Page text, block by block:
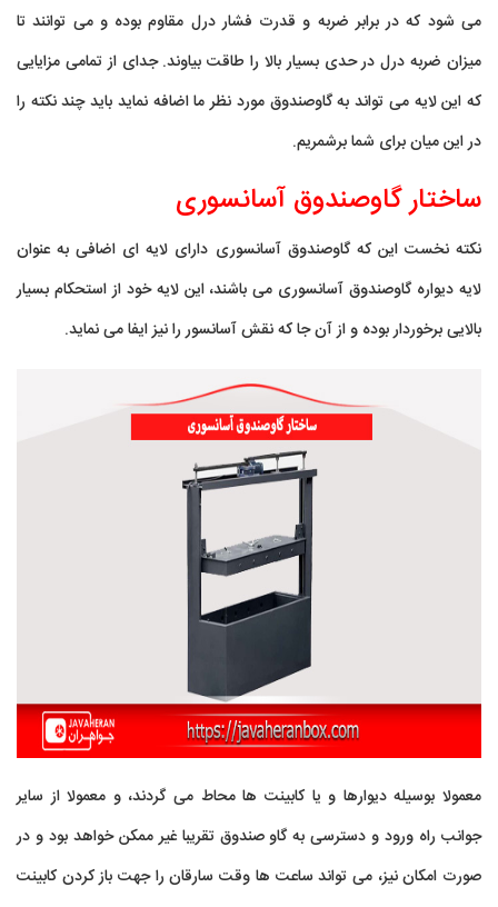
می شود که در برابر ضربه و قدرت فشار درل مقاوم بوده و می توانند تا
میزان ضربه درل در حدی بسیار بالا را طاقت بیاوند. جدای از تمامی مزایایی
که این لایه می تواند به گاوصندوق مورد نظر ما اضافه نماید باید چند نکته را
در این میان برای شما برشمریم.
ساختار گاوصندوق آسانسوری
نکته نخست این که گاوصندوق آسانسوری دارای لایه ای اضافی به عنوان
لایه دیواره گاوصندوق آسانسوری می باشند، این لایه خود از استحکام بسیار
بالایی برخوردار بوده و از آن جا که نقش آسانسور را نیز ایفا می نماید.
معمولا بوسیله دیوارها و یا کابینت ها محاط می گردند، و معمولا از سایر
جوانب راه ورود و دسترسی به گاو صندوق تقریبا غیر ممکن خواهد بود و در
صورت امکان نیز، می تواند ساعت ها وقت سارقان را جهت باز کردن کابینت